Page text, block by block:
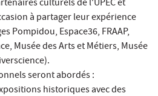
culturels de l'UPEC et
à partager leur expérience
Pompidou, Espace36, FRAAP,
Musée des Arts et Métiers, Musée
seront abordés :
historiques avec des